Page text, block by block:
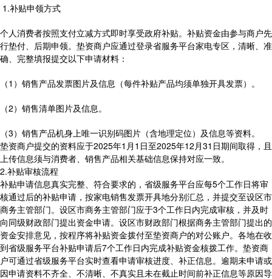
1.补贴申领方式
个人消费者按照支付立减方式即时享受政府补贴。补贴资金由参与商户先
行垫付、后期申领。垫资商户应通过登录省服务平台家电专区，清晰、准
确、完整填报提交以下申请材料：
（1）销售产品发票图片及信息（每件补贴产品均须单独开具发票）。
（2）销售清单图片及信息。
（3）销售产品机身上唯一识别码图片（含地理定位）及信息等资料。
垫资商户提交的资料应于2025年1月1日至2025年12月31日期间取得，且
上传信息须与消费者、销售产品相关基础信息保持对应一致。
2.补贴审核流程
补贴申请信息真实完整、符合要求的，省级服务平台应每5个工作日将审
核通过后的补贴申请，按家电销售发票开具地分别汇总，并提交至设区市
商务主管部门。设区市商务主管部门应于3个工作日内完成审核，并及时
向同级财政部门提出资金申请。设区市财政部门根据商务主管部门提出的
资金安排意见，按程序将补贴资金拨付至垫资商户的对公账户。各地在收
到省级服务平台补贴申请后7个工作日内完成补贴资金核拨工作。垫资商
户可通过省级服务平台实时查看申请审核进度、补正信息。逾期未申请或
因申请资料不齐全、不清晰、不真实且未在截止时间前补正信息等原因导